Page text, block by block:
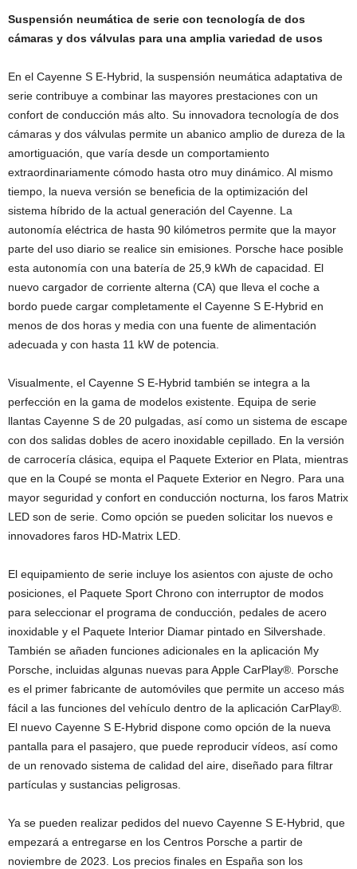
Suspensión neumática de serie con tecnología de dos
cámaras y dos válvulas para una amplia variedad de usos
En el Cayenne S E-Hybrid, la suspensión neumática adaptativa de
serie contribuye a combinar las mayores prestaciones con un
confort de conducción más alto. Su innovadora tecnología de dos
cámaras y dos válvulas permite un abanico amplio de dureza de la
amortiguación, que varía desde un comportamiento
extraordinariamente cómodo hasta otro muy dinámico. Al mismo
tiempo, la nueva versión se beneficia de la optimización del
sistema híbrido de la actual generación del Cayenne. La
autonomía eléctrica de hasta 90 kilómetros permite que la mayor
parte del uso diario se realice sin emisiones. Porsche hace posible
esta autonomía con una batería de 25,9 kWh de capacidad. El
nuevo cargador de corriente alterna (CA) que lleva el coche a
bordo puede cargar completamente el Cayenne S E-Hybrid en
menos de dos horas y media con una fuente de alimentación
adecuada y con hasta 11 kW de potencia.
Visualmente, el Cayenne S E-Hybrid también se integra a la
perfección en la gama de modelos existente. Equipa de serie
llantas Cayenne S de 20 pulgadas, así como un sistema de escape
con dos salidas dobles de acero inoxidable cepillado. En la versión
de carrocería clásica, equipa el Paquete Exterior en Plata, mientras
que en la Coupé se monta el Paquete Exterior en Negro. Para una
mayor seguridad y confort en conducción nocturna, los faros Matrix
LED son de serie. Como opción se pueden solicitar los nuevos e
innovadores faros HD-Matrix LED.
El equipamiento de serie incluye los asientos con ajuste de ocho
posiciones, el Paquete Sport Chrono con interruptor de modos
para seleccionar el programa de conducción, pedales de acero
inoxidable y el Paquete Interior Diamar pintado en Silvershade.
También se añaden funciones adicionales en la aplicación My
Porsche, incluidas algunas nuevas para Apple CarPlay®. Porsche
es el primer fabricante de automóviles que permite un acceso más
fácil a las funciones del vehículo dentro de la aplicación CarPlay®.
El nuevo Cayenne S E-Hybrid dispone como opción de la nueva
pantalla para el pasajero, que puede reproducir vídeos, así como
de un renovado sistema de calidad del aire, diseñado para filtrar
partículas y sustancias peligrosas.
Ya se pueden realizar pedidos del nuevo Cayenne S E-Hybrid, que
empezará a entregarse en los Centros Porsche a partir de
noviembre de 2023. Los precios finales en España son los